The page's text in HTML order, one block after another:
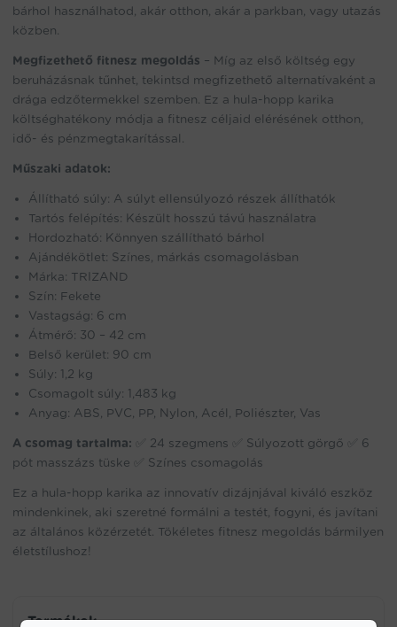
bárhol használhatod, akár otthon, akár a parkban, vagy utazás
közben.
Megfizethető fitnesz megoldás – Míg az első költség egy
beruházásnak tűnhet, tekintsd megfizethető alternatívaként a
drága edzőtermekkel szemben. Ez a hula-hopp karika
költséghatékony módja a fitnesz céljaid elérésének otthon,
idő- és pénzmegtakarítással.
Műszaki adatok:
Állítható súly: A súlyt ellensúlyozó részek állíthatók
Tartós felépítés: Készült hosszú távú használatra
Hordozható: Könnyen szállítható bárhol
Ajándékötlet: Színes, márkás csomagolásban
Márka: TRIZAND
Szín: Fekete
Vastagság: 6 cm
Átmérő: 30 – 42 cm
Belső kerület: 90 cm
Súly: 1,2 kg
Csomagolt súly: 1,483 kg
Anyag: ABS, PVC, PP, Nylon, Acél, Poliészter, Vas
A csomag tartalma: ✅ 24 szegmens ✅ Súlyozott görgő ✅ 6
pót masszázs tüske ✅ Színes csomagolás
Ez a hula-hopp karika az innovatív dizájnjával kiváló eszköz
mindenkinek, aki szeretné formálni a testét, fogyni, és javítani
az általános közérzetét. Tökéletes fitnesz megoldás bármilyen
életstílushoz!
Termékek